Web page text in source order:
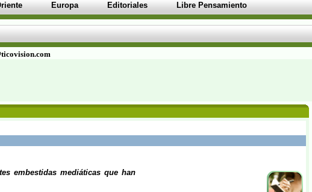
Europa Editoriales Libre Pensamiento
embestidas mediáticas que han